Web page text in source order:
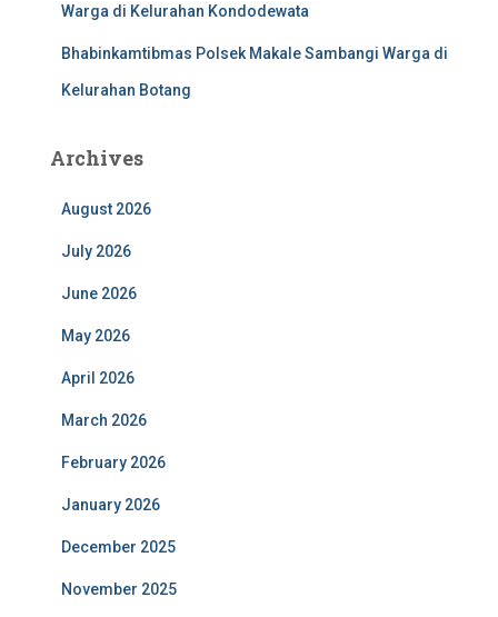
Warga di Kelurahan Kondodewata
Bhabinkamtibmas Polsek Makale Sambangi Warga di
Kelurahan Botang
Archives
August 2026
July 2026
June 2026
May 2026
April 2026
March 2026
February 2026
January 2026
December 2025
November 2025